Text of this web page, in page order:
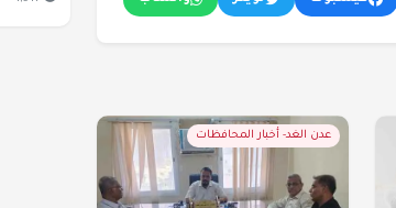
عدن الغد- أخبار المحافظات